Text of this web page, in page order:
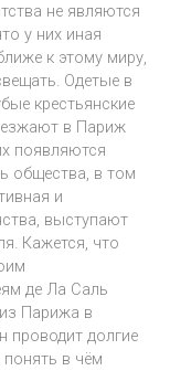
не являются
у них иная
к этому миру,
Одетые в
крестьянские
в Париж
появляются
общества, в том
и
выступают
Кажется, что
де Ла Саль
Парижа в
проводит долгие
в чём